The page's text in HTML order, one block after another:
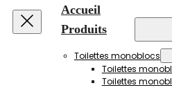
Accueil
Produits
Toilettes monoblocs
Toilettes
Toilettes